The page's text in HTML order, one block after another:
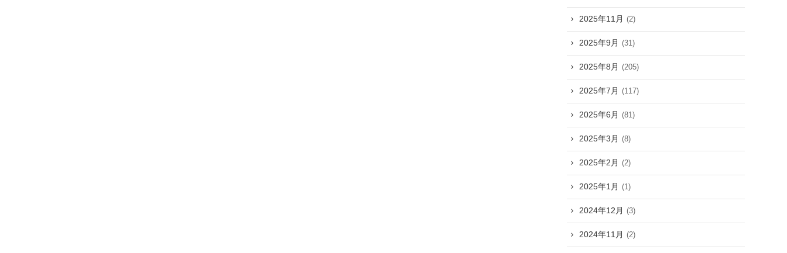
2025年11月 (2)
2025年9月 (31)
2025年8月 (205)
2025年7月 (117)
2025年6月 (81)
2025年3月 (8)
2025年2月 (2)
2025年1月 (1)
2024年12月 (3)
2024年11月 (2)